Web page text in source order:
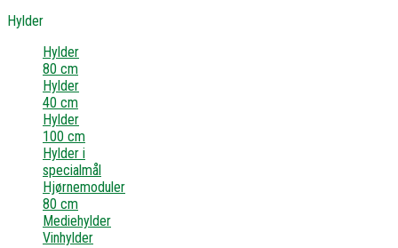
Hylder
Hylder
80 cm
Hylder
40 cm
Hylder
100 cm
Hylder i
specialmål
Hjørnemoduler
80 cm
Mediehylder
Vinhylder